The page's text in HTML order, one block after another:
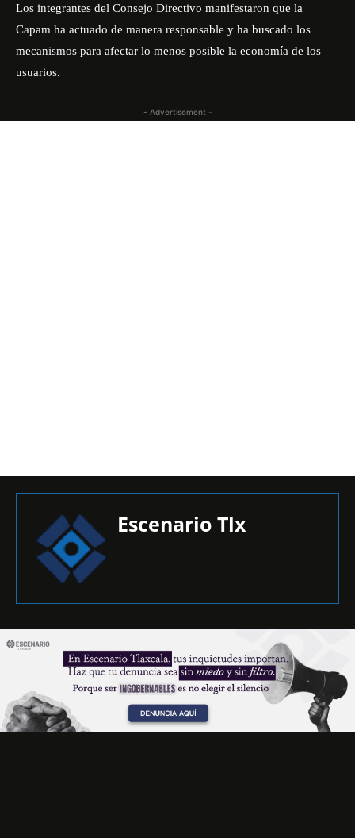
Los integrantes del Consejo Directivo manifestaron que la
Capam ha actuado de manera responsable y ha buscado los
mecanismos para afectar lo menos posible la economía de los
usuarios.
- Advertisement -
Escenario Tlx